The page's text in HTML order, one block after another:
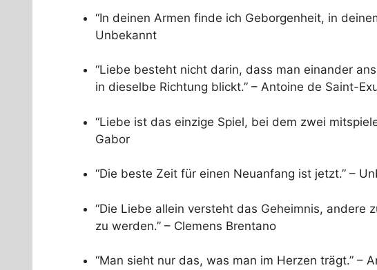
“In deinen Armen finde ich Geborgenheit, in
Unbekannt
“Liebe besteht nicht darin, dass man einander
in dieselbe Richtung blickt.” – Antoine de Saint-
“Liebe ist das einzige Spiel, bei dem zwei
Gabor
“Die beste Zeit für einen Neuanfang ist jetzt.” –
“Die Liebe allein versteht das Geheimnis, andere
zu werden.” – Clemens Brentano
“Man sieht nur das, was man im Herzen trägt.” –